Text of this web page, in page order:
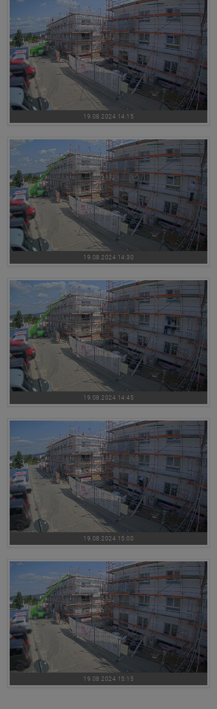
19.08.2024 14:15
19.08.2024 14:30
19.08.2024 14:45
19.08.2024 15:00
19.08.2024 15:15